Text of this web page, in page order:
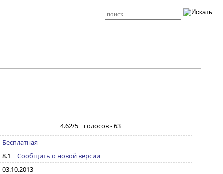
4.62/5 голосов -63
Бесплатная
8.1 | Сообщить о новой версии
03.10.2013